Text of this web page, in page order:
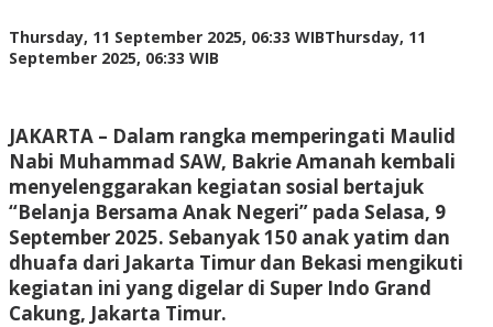
Thursday, 11 September 2025, 06:33 WIBThursday, 11
September 2025, 06:33 WIB
JAKARTA – Dalam rangka memperingati Maulid
Nabi Muhammad SAW, Bakrie Amanah kembali
menyelenggarakan kegiatan sosial bertajuk
“Belanja Bersama Anak Negeri” pada Selasa, 9
September 2025. Sebanyak 150 anak yatim dan
dhuafa dari Jakarta Timur dan Bekasi mengikuti
kegiatan ini yang digelar di Super Indo Grand
Cakung, Jakarta Timur.